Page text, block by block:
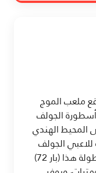
ملعب الموج
الجولف
المحيط الهندي
للاعبي الجولف
من جميع المستويات. يمتد ملعب البطولة هذا (بار 72)